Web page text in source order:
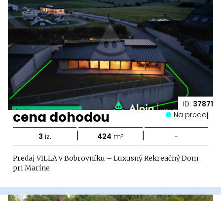
ID: 37871
cena dohodou Na predaj
3 iz. | 424 m² | -
Predaj VILLA v Bobrovníku – Luxusný Rekreačný Dom
pri Maríne